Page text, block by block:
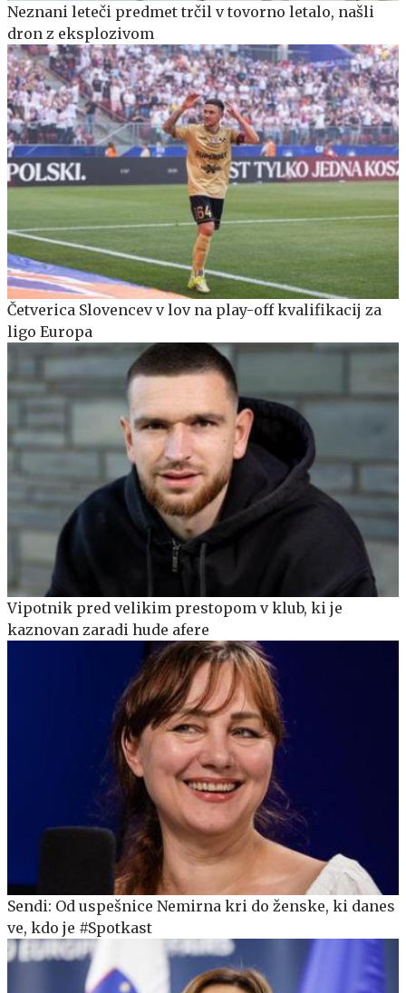
Neznani leteči predmet trčil v tovorno letalo, našli
dron z eksplozivom
Četverica Slovencev v lov na play-off kvalifikacij za
ligo Europa
Vipotnik pred velikim prestopom v klub, ki je
kaznovan zaradi hude afere
Sendi: Od uspešnice Nemirna kri do ženske, ki danes
ve, kdo je #Spotkast